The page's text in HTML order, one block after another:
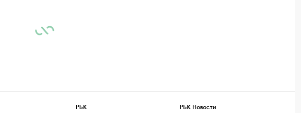
РБК РБК Новости